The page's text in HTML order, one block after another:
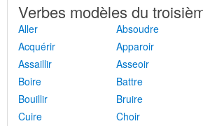
Verbes modèles du
Aller
Absoudre
Acquérir
Apparoir
Assaillir
Asseoir
Boire
Battre
Bouillir
Bruire
Cuire
Choir